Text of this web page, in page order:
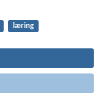
læring